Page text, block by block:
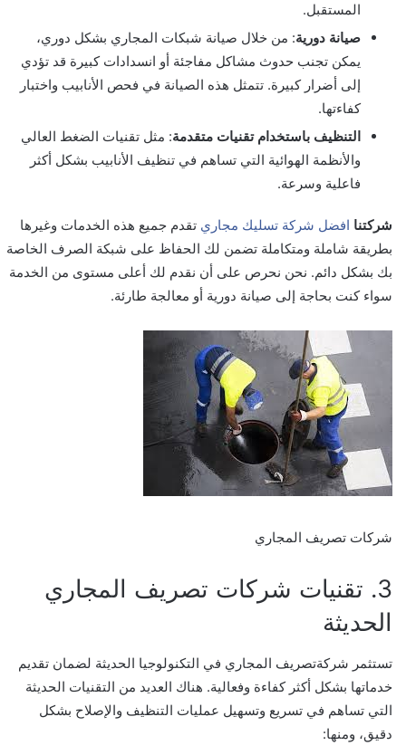
المستقبل.
صيانة دورية: من خلال صيانة شبكات المجاري بشكل دوري،
يمكن تجنب حدوث مشاكل مفاجئة أو انسدادات كبيرة قد تؤدي
إلى أضرار كبيرة. تتمثل هذه الصيانة في فحص الأنابيب واختبار
كفاءتها.
التنظيف باستخدام تقنيات متقدمة: مثل تقنيات الضغط العالي
والأنظمة الهوائية التي تساهم في تنظيف الأنابيب بشكل أكثر
فاعلية وسرعة.
شركتنا افضل شركة تسليك مجاري تقدم جميع هذه الخدمات وغيرها
بطريقة شاملة ومتكاملة تضمن لك الحفاظ على شبكة الصرف الخاصة
بك بشكل دائم. نحن نحرص على أن نقدم لك أعلى مستوى من الخدمة
سواء كنت بحاجة إلى صيانة دورية أو معالجة طارئة.
شركات تصريف المجاري
3. تقنيات شركات تصريف المجاري
الحديثة
تستثمر شركةتصريف المجاري في التكنولوجيا الحديثة لضمان تقديم
خدماتها بشكل أكثر كفاءة وفعالية. هناك العديد من التقنيات الحديثة
التي تساهم في تسريع وتسهيل عمليات التنظيف والإصلاح بشكل
دقيق، ومنها: